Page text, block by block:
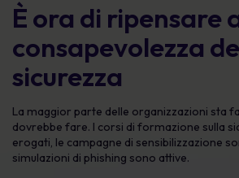
È ora di ripensare
consapevolezza
sicurezza
La maggior parte delle organizzazioni sta
dovrebbe fare. I corsi di formazione sulla
erogati, le campagne di sensibilizzazione
simulazioni di phishing sono attive.